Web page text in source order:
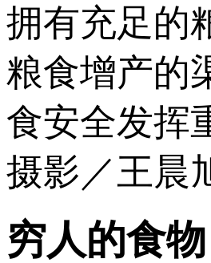
拥有充足的
粮食增产的
食安全发挥
摄影／王晨
穷人的食